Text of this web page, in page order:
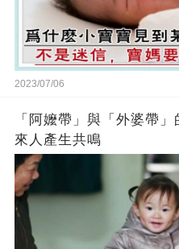
2023/07/06
「阿嬤帶」與「外婆帶
來人產生共鳴